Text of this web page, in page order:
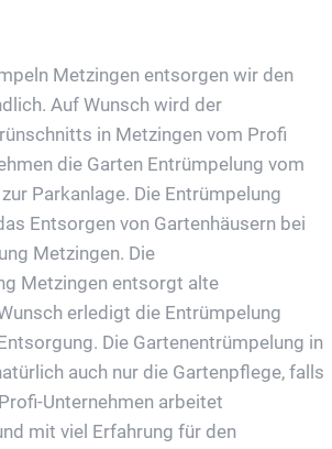
Metzingen entsorgen wir den
Auf Wunsch wird der
in Metzingen vom Profi
die Garten Entrümpelung vom
Parkanlage. Die Entrümpelung
Entsorgen von Gartenhäusern bei
Metzingen. Die
Metzingen entsorgt alte
erledigt die Entrümpelung
Die Gartenentrümpelung in
auch nur die Gartenpflege, falls
Unternehmen arbeitet
mit viel Erfahrung für den